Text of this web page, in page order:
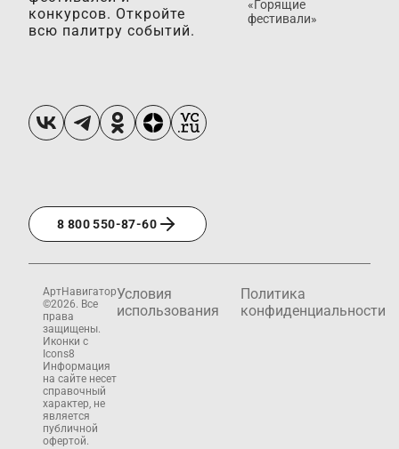
конкурсов. Откройте
всю палитру событий.
8 800 550-87-60
«Горящие
фестивали»
АртНавигатор
©2026. Все
права
защищены.
Иконки с
Icons8
Информация
на сайте несет
справочный
характер, не
является
публичной
офертой.
Условия
использования
Политика
конфиденциальности